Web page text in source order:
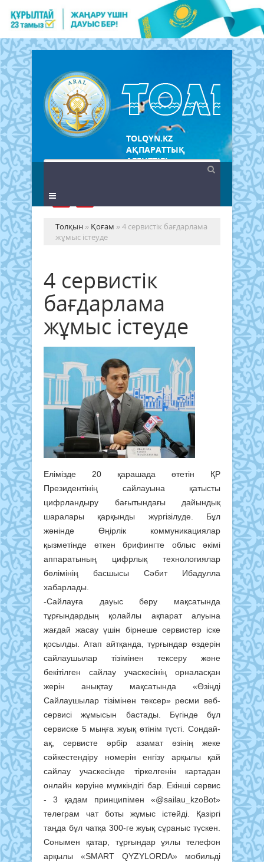
TOLQYN.KZ
АҚПАРАТТЫҚ
АГЕНТТІГІ
Толқын » Қоғам » 4 сервистік бағдарлама
жұмыс істеуде
4 сервистік
бағдарлама
жұмыс істеуде
Елімізде 20 қарашада өтетін ҚР
Президентінің сайлауына қатысты
цифрландыру бағытындағы дайындық
шаралары қарқынды жүргізілуде. Бұл
жөнінде Өңірлік коммуникациялар
қызметінде өткен брифингте облыс әкімі
аппаратының цифрлық технологиялар
бөлімінің басшысы Сәбит Ибадулла
хабарлады.
-Сайлауға дауыс беру мақсатында
тұрғындардың қолайлы ақпарат алуына
жағдай жасау үшін бірнеше сервистер іске
қосылды. Атап айтқанда, тұрғындар өздерін
сайлаушылар тізімінен тексеру және
бекітілген сайлау учаскесінің орналасқан
жерін анықтау мақсатында «Өзіңді
Сайлаушылар тізімінен тексер» ресми веб-
сервисі жұмысын бастады. Бүгінде бұл
сервиске 5 мыңға жуық өтінім түсті. Сондай-
ақ, сервисте әрбір азамат өзінің жеке
сәйкестендіру номерін енгізу арқылы қай
сайлау учаскесінде тіркелгенін картадан
онлайн көруіне мүмкіндігі бар. Екінші сервис
- 3 қадам принципімен «@sailau_kzoBot»
телеграм чат боты жұмыс істейді. Қазіргі
таңда бұл чатқа 300-ге жуық сұраныс түскен.
Сонымен қатар, тұрғындар ұялы телефон
арқылы «SMART QYZYLORDA» мобильді